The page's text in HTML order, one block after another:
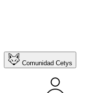
Comunidad Cetys